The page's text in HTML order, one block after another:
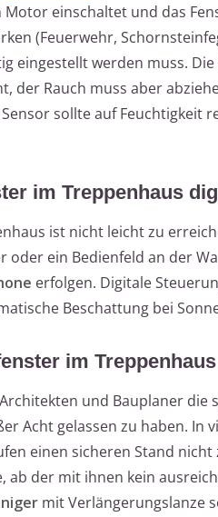
einschaltet und das
(Feuerwehr,
eingestellt werden muss.
der Rauch muss aber
sollte auf Feuchtigkeit
im Treppenhaus
ist nicht leicht zu
oder ein Bedienfeld an der
erfolgen. Digitale
Beschattung bei
im
und Bauplaner
Acht gelassen zu haben. In
einen sicheren Stand
ab der mit ihnen kein
mit Verlängerungslanze